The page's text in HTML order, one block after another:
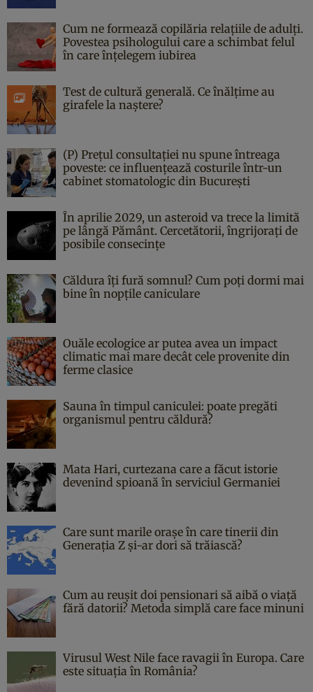
Cum ne formează copilăria relațiile de adulți.
Povestea psihologului care a schimbat felul
în care înțelegem iubirea
Test de cultură generală. Ce înălțime au
girafele la naștere?
(P) Prețul consultației nu spune întreaga
poveste: ce influențează costurile într-un
cabinet stomatologic din București
În aprilie 2029, un asteroid va trece la limită
pe lângă Pământ. Cercetătorii, îngrijorați de
posibile consecințe
Căldura îți fură somnul? Cum poți dormi mai
bine în nopțile caniculare
Ouăle ecologice ar putea avea un impact
climatic mai mare decât cele provenite din
ferme clasice
Sauna în timpul caniculei: poate pregăti
organismul pentru căldură?
Mata Hari, curtezana care a făcut istorie
devenind spioană în serviciul Germaniei
Care sunt marile orașe în care tinerii din
Generația Z și-ar dori să trăiască?
Cum au reușit doi pensionari să aibă o viață
fără datorii? Metoda simplă care face minuni
Virusul West Nile face ravagii în Europa. Care
este situația în România?